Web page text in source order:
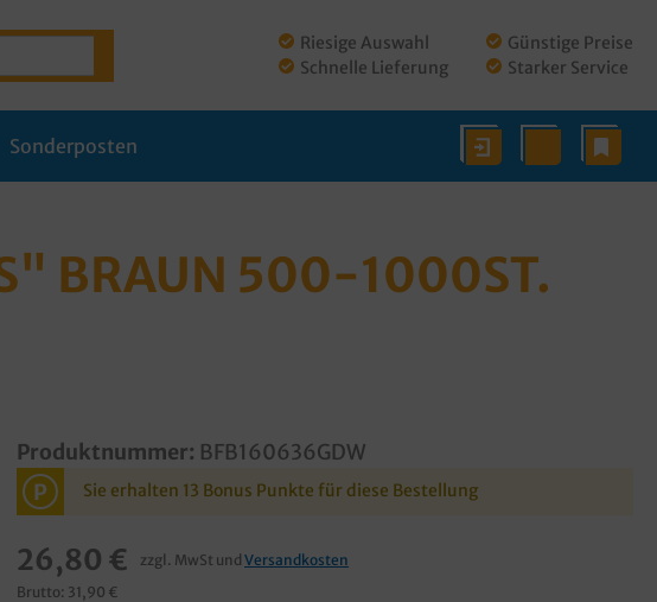
Riesige Auswahl
Schnelle Lieferung
Günstige Preise
Starker Service
Sonderposten
BRAUN 500-1000ST.
Produktnummer: BFB160636GDW
P Sie erhalten 13 Bonus Punkte für diese Bestellung
26,80 € zzgl. MwSt und Versandkosten
Brutto: 31,90 €